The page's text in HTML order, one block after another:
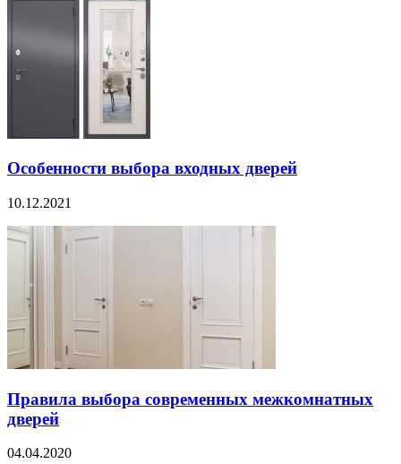
Особенности выбора входных дверей
10.12.2021
Правила выбора современных межкомнатных
дверей
04.04.2020